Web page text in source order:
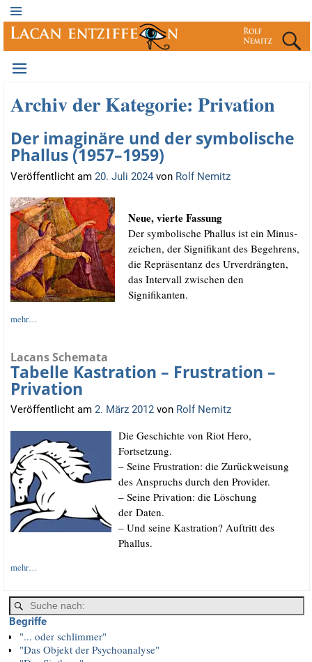
Archiv der Kategorie: Privation
Der imaginäre und der symbolische
Phallus (1957–1959)
Veröffentlicht am 20. Juli 2024 von Rolf Nemitz
Neue, vier­te Fassung
Der sym­bo­li­sche Phal­lus ist ein Minus­
zei­chen, der Signi­fi­kant des Begeh­rens,
die Reprä­sen­tanz des Urver­dräng­ten,
das Inter­vall zwi­schen den
Signifikanten.
mehr…
Lacans Schemata
Tabelle Kastration – Frustration –
Privation
Veröffentlicht am 2. März 2012 von Rolf Nemitz
Die Geschich­te von Riot Hero,
Fortsetzung.
– Sei­ne Frus­tra­ti­on: die Zurück­wei­sung
des Anspruchs durch den Provider.
– Sei­ne Pri­va­ti­on: die Löschung
der Daten.
– Und sei­ne Kas­tra­ti­on? Auf­tritt des
Phallus.
mehr…
Begriffe
"... oder schlimmer"
"Das Objekt der Psychoanalyse"